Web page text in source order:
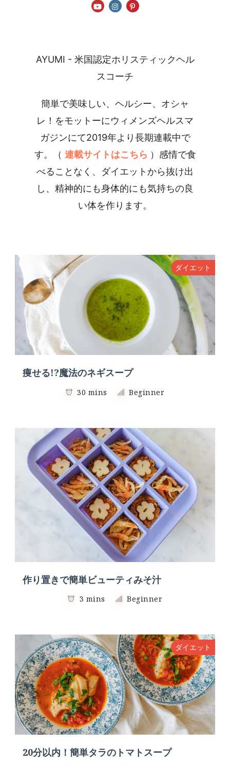
AYUMI - 米国認定ホリスティックヘル
スコーチ
簡単で美味しい、ヘルシー、オシャ
レ！をモットーにウィメンズヘルスマ
ガジンにて2019年より長期連載中で
す。（ 連載サイトはこちら ）感情で食
べることなく、ダイエットから抜け出
し、精神的にも身体的にも気持ちの良
い体を作ります。
ダイエット
痩せる!?魔法のネギスープ
30 mins Beginner
作り置きで簡単ビューティみそ汁
3 mins Beginner
ダイエット
20分以内！簡単タラのトマトスープ